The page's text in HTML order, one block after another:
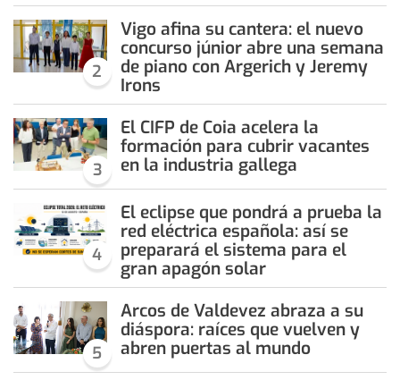
2
Vigo afina su cantera: el nuevo
concurso júnior abre una semana
de piano con Argerich y Jeremy
Irons
3
El CIFP de Coia acelera la
formación para cubrir vacantes
en la industria gallega
4
El eclipse que pondrá a prueba la
red eléctrica española: así se
preparará el sistema para el
gran apagón solar
5
Arcos de Valdevez abraza a su
diáspora: raíces que vuelven y
abren puertas al mundo